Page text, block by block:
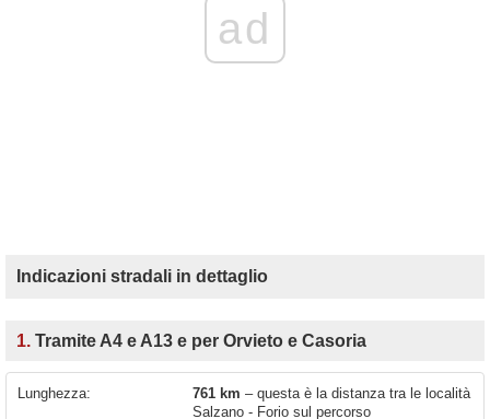
ad
Indicazioni stradali in dettaglio
1. Tramite A4 e A13 e per Orvieto e Casoria
Lunghezza: 761 km – questa è la distanza tra le località
Salzano - Forio sul percorso